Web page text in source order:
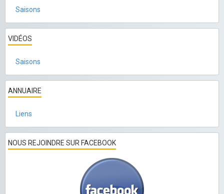
Saisons
VIDÉOS
Saisons
ANNUAIRE
Liens
NOUS REJOINDRE SUR FACEBOOK